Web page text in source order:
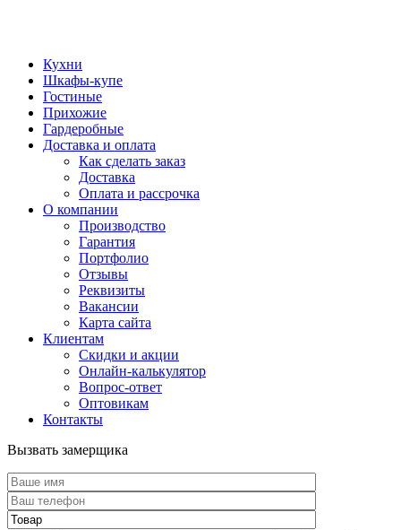
Кухни
Шкафы-купе
Гостиные
Прихожие
Гардеробные
Доставка и оплата
Как сделать заказ
Доставка
Оплата и рассрочка
О компании
Производство
Гарантия
Портфолио
Отзывы
Реквизиты
Вакансии
Карта сайта
Клиентам
Скидки и акции
Онлайн-калькулятор
Вопрос-ответ
Оптовикам
Контакты
Вызвать замерщика